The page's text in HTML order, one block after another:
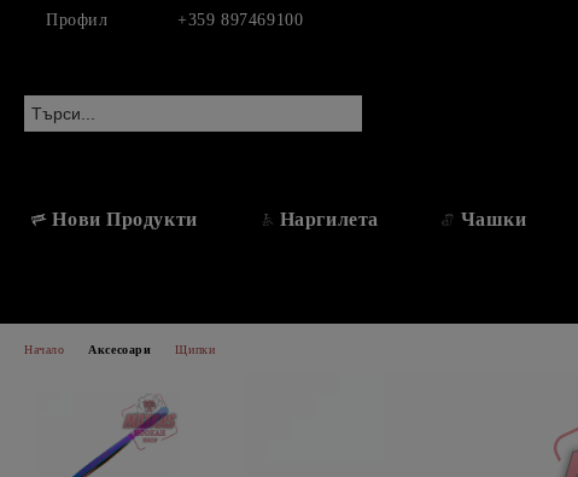
Профил +359 897469100
Нови Продукти Наргилета Чашки
Начало Аксесоари Щипки